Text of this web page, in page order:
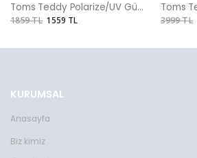
Toms Teddy Polarize/UV Güneş Gözlüğü
1859 TL 1559 TL 3999 TL
KURUMSAL
Anasayfa
Biz kimiz